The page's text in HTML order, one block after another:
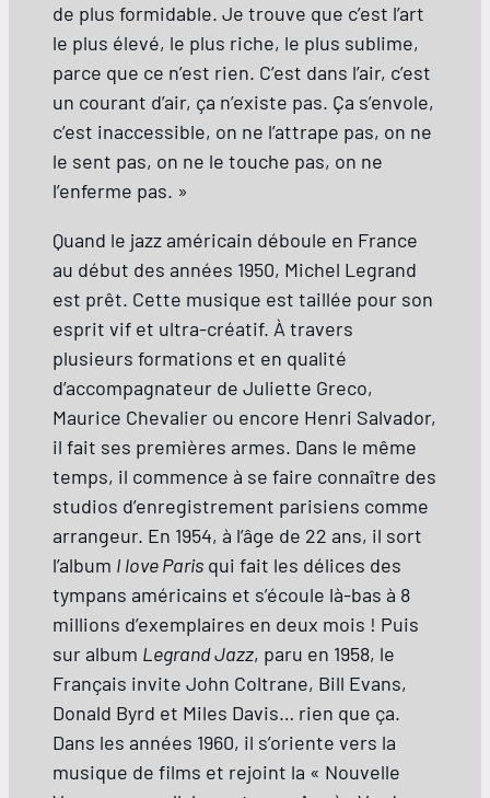
de plus formidable. Je trouve que c’est l’art
le plus élevé, le plus riche, le plus sublime,
parce que ce n’est rien. C’est dans l’air, c’est
un courant d’air, ça n’existe pas. Ça s’envole,
c’est inaccessible, on ne l’attrape pas, on ne
le sent pas, on ne le touche pas, on ne
l’enferme pas. »
Quand le jazz américain déboule en France
au début des années 1950, Michel Legrand
est prêt. Cette musique est taillée pour son
esprit vif et ultra-créatif. À travers
plusieurs formations et en qualité
d’accompagnateur de Juliette Greco,
Maurice Chevalier ou encore Henri Salvador,
il fait ses premières armes. Dans le même
temps, il commence à se faire connaître des
studios d’enregistrement parisiens comme
arrangeur. En 1954, à l’âge de 22 ans, il sort
l’album I love Paris qui fait les délices des
tympans américains et s’écoule là-bas à 8
millions d’exemplaires en deux mois ! Puis
sur album Legrand Jazz, paru en 1958, le
Français invite John Coltrane, Bill Evans,
Donald Byrd et Miles Davis… rien que ça.
Dans les années 1960, il s’oriente vers la
musique de films et rejoint la « Nouvelle